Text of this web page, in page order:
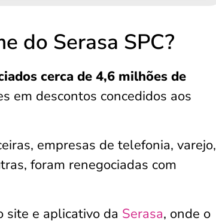
do Serasa SPC?
cerca de 4,6 milhõesde
em descontos concedidos aos
empresas de telefonia, varejo,
foram renegociadas com
site e aplicativo da Serasa, onde o